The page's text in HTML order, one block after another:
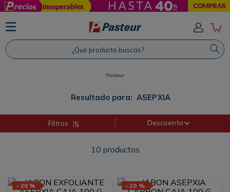
¿Qué producto buscas?
Pasteur
Resultado para: ASEPXIA
Filtros Descuento
10 productos
- 20 % - 20 %
TÉRMINOS MÁS BUSCADOS
1. Protector Solar
2. Shampoo